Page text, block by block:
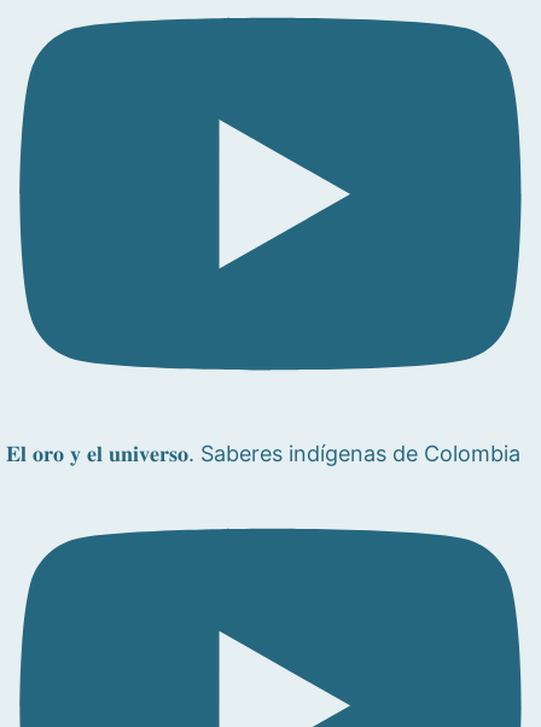
𝐄𝐥 𝐨𝐫𝐨 𝐲 𝐞𝐥 𝐮𝐧𝐢𝐯𝐞𝐫𝐬𝐨. Saberes indígenas de Colombia